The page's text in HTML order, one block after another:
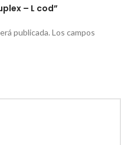
– L cod”
publicada. Los campos